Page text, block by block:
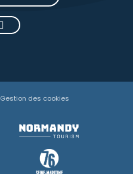
Gestion des cookies